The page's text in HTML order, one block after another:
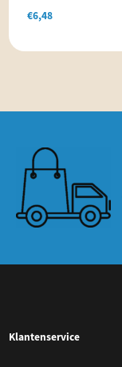
€6,48
Klantenservice